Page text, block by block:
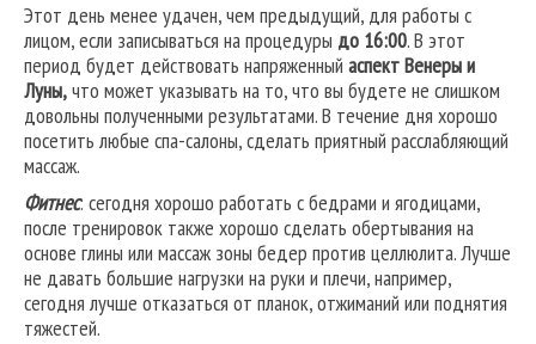
Этот день менее удачен, чем предыдущий, для работы с
лицом, если записываться на процедуры до 16:00. В этот
период будет действовать напряженный аспект Венеры и
Луны,что может указывать на то, что вы будете не слишком
довольны полученными результатами. В течение дня хорошо
посетить любые спа-салоны, сделать приятный расслабляющий
массаж.
Фитнес: сегодня хорошо работать с бедрами и ягодицами,
после тренировок также хорошо сделать обертывания на
основе глины или массаж зоны бедер против целлюлита. Лучше
не давать большие нагрузки на руки и плечи, например,
сегодня лучше отказаться от планок, отжиманий или поднятия
тяжестей.